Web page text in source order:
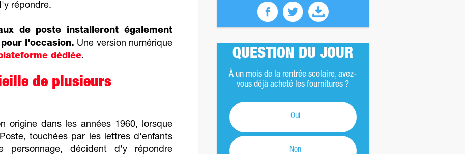
répondre.
de poste installeront également
l'occasion. Une version numérique
dédiée.
de plusieurs
origine dans les années 1960, lorsque
touchées par les lettres d'enfants
personnage, décident d'y répondre
QUESTION DU JOUR
À un mois de la rentrée scolaire, avez-
vous déjà acheté les fournitures ?
Oui
Non